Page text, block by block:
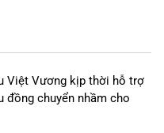
Việt Vương kịp thời hỗ trợ
đồng chuyển nhầm cho